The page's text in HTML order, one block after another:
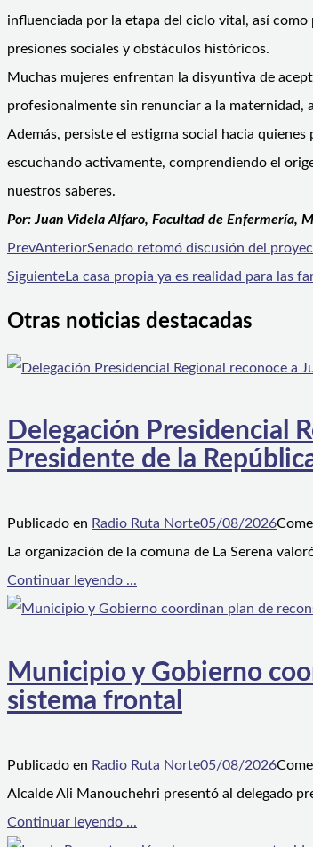
influenciada por la etapa del ciclo vital, así como
presiones sociales y obstáculos históricos.
Muchas mujeres enfrentan la disyuntiva de
profesionalmente sin renunciar a la maternidad,
Además, persiste el estigma social hacia
escuchando activamente, comprendiendo el
nuestros saberes.
Por: Juan Videla Alfaro, Facultad de Enfermería,
PrevAnteriorSenado retomó discusión del
SiguienteLa casa propia ya es realidad para las
Otras noticias destacadas
Delegación Presidencial
Presidente de la
Publicado en Radio Ruta Norte05/08/2026
La organización de la comuna de La Serena
Continuar leyendo ...
Municipio y Gobierno
sistema frontal
Publicado en Radio Ruta Norte05/08/2026
Alcalde Ali Manouchehri presentó al delegado
Continuar leyendo ...